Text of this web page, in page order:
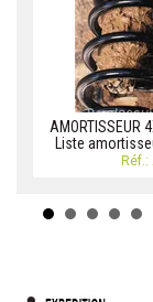
AMORTISSEUR
Liste
Réf.: